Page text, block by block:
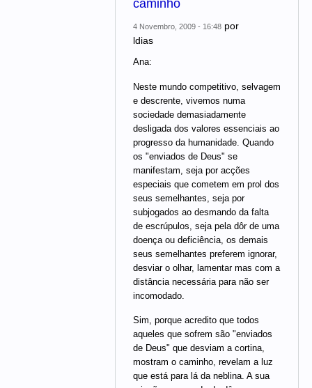
caminho
4 Novembro, 2009 - 16:48 por
ldias
Ana:
Neste mundo competitivo, selvagem
e descrente, vivemos numa
sociedade demasiadamente
desligada dos valores essenciais ao
progresso da humanidade. Quando
os "enviados de Deus" se
manifestam, seja por acções
especiais que cometem em prol dos
seus semelhantes, seja por
subjogados ao desmando da falta
de escrúpulos, seja pela dôr de uma
doença ou deficiência, os demais
seus semelhantes preferem ignorar,
desviar o olhar, lamentar mas com a
distância necessária para não ser
incomodado.
Sim, porque acredito que todos
aqueles que sofrem são "enviados
de Deus" que desviam a cortina,
mostram o caminho, revelam a luz
que está para lá da neblina. A sua